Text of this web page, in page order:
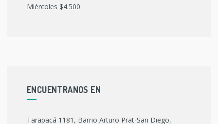
Miércoles $4.500
ENCUENTRANOS EN
Tarapacá 1181, Barrio Arturo Prat-San Diego,